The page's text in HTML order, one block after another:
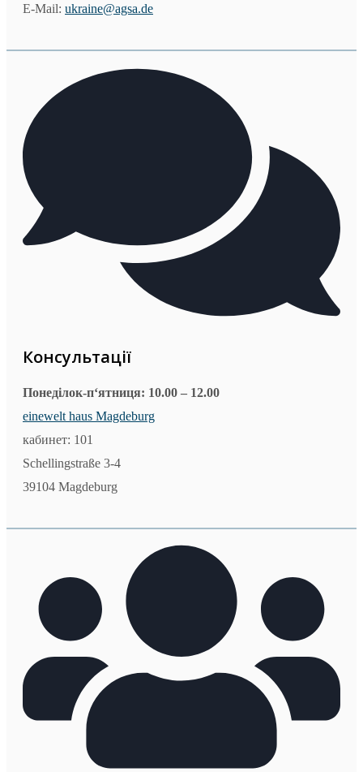
E-Mail: ukraine@agsa.de
Консультацiї
Понеділок-п‘ятниця: 10.00 – 12.00
einewelt haus Magdeburg
кабинет: 101
Schellingstraße 3-4
39104 Magdeburg